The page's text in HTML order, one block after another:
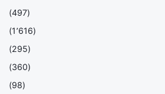
(497)
(1٬616)
(295)
(360)
(98)